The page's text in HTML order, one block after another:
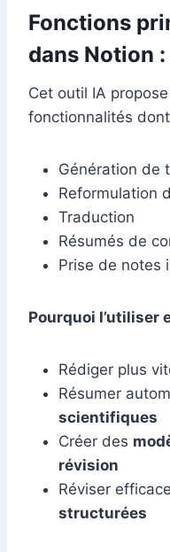
Fonctions
dans Notion :
Cet outil IA
fonctionnalités
Génération de
Reformulation
Traduction
Résumés de
Prise de notes
Pourquoi l’utiliser
Rédiger plus
Résumer
scientifiques
Créer des
révision
Réviser
structurées